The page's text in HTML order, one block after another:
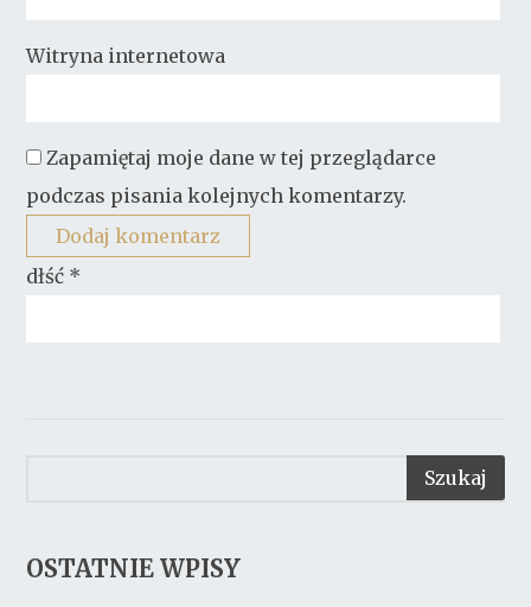
Witryna internetowa
Zapamiętaj moje dane w tej przeglądarce
podczas pisania kolejnych komentarzy.
dłść *
OSTATNIE WPISY